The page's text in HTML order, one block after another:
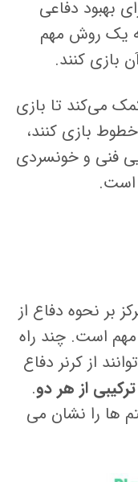
بهبود دفاعی
یک روش مهم
بازی کنند.
می‌کند تا بازی
بازی کنند،
فنی و خونسردی
است.
بر نحوه دفاع از
مهم است. چند راه
از کرنر دفاع
از هر دو.
ها را نشان می